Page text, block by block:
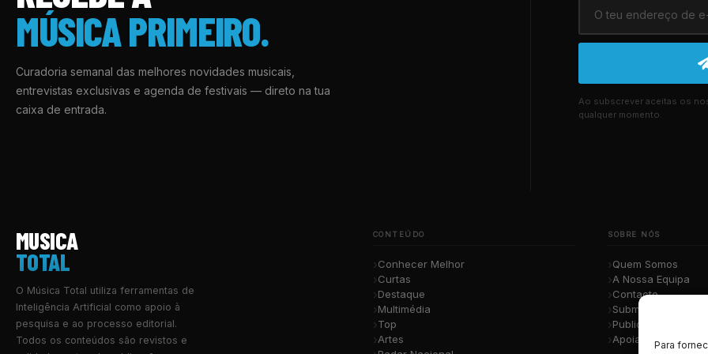
Para
MÚSICA PRIMEIRO.
Curadoria semanal das melhores novidades musicais,
entrevistas exclusivas e agenda de festivais — direto na tua
caixa de entrada.
Ao subscrever aceitas os
qualquer momento.
MUSICA
TOTAL
O Música Total utiliza ferramentas de
Inteligência Artificial como apoio à
pesquisa e ao processo editorial.
Todos os conteúdos são revistos e
CONTEÚDO
Conhecer Melhor
Curtas
Destaque
Multimédia
Top
Artes
SOBRE NÓS
Quem Somos
A Nossa Equipa
Contacto
Submete a Tua
Publicidade
Apoiar o Projeto